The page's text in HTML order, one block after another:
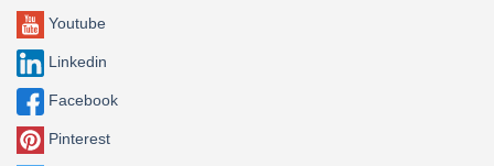
Youtube
Linkedin
Facebook
Pinterest